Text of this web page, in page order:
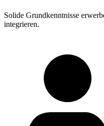
Solide Grundkenntnisse
integrieren.